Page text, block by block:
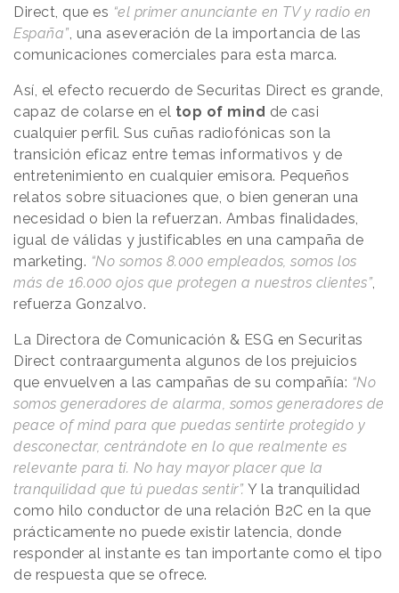
Direct, que es “el primer anunciante en TV y radio en
España”, una aseveración de la importancia de las
comunicaciones comerciales para esta marca.
Así, el efecto recuerdo de Securitas Direct es grande,
capaz de colarse en el top of mind de casi
cualquier perfil. Sus cuñas radiofónicas son la
transición eficaz entre temas informativos y de
entretenimiento en cualquier emisora. Pequeños
relatos sobre situaciones que, o bien generan una
necesidad o bien la refuerzan. Ambas finalidades,
igual de válidas y justificables en una campaña de
marketing. “No somos 8.000 empleados, somos los
más de 16.000 ojos que protegen a nuestros clientes”,
refuerza Gonzalvo.
La Directora de Comunicación & ESG en Securitas
Direct contraargumenta algunos de los prejuicios
que envuelven a las campañas de su compañía: “No
somos generadores de alarma, somos generadores de
peace of mind para que puedas sentirte protegido y
desconectar, centrándote en lo que realmente es
relevante para ti. No hay mayor placer que la
tranquilidad que tú puedas sentir”. Y la tranquilidad
como hilo conductor de una relación B2C en la que
prácticamente no puede existir latencia, donde
responder al instante es tan importante como el tipo
de respuesta que se ofrece.